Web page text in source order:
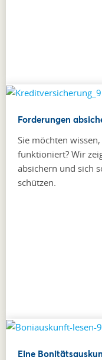
Forderungen
Sie möchten
funktioniert? Wir
absichern und sich
schützen.
Eine